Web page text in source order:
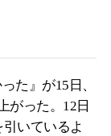
た』が15日、
がった。12日
いているよ